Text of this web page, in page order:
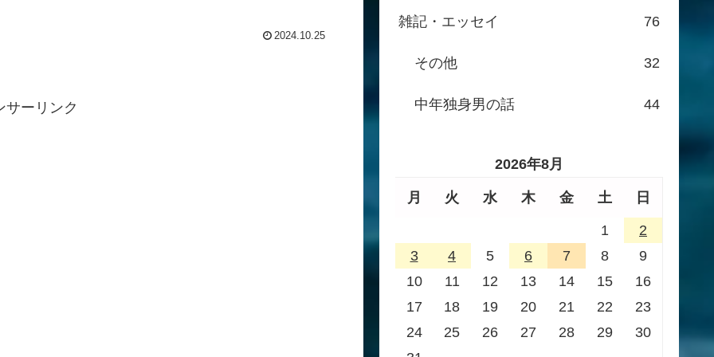
2024.10.25
サーリンク
雑記・エッセイ 76
その他 32
中年独身男の話 44
2026年8月
月 火 水 木 金 土 日
1
2
3
4 5 6 7 8
9
10
11 12 13 14 15
16
17
18 19 20 21 22
23
24
25 26 27 28 29
30